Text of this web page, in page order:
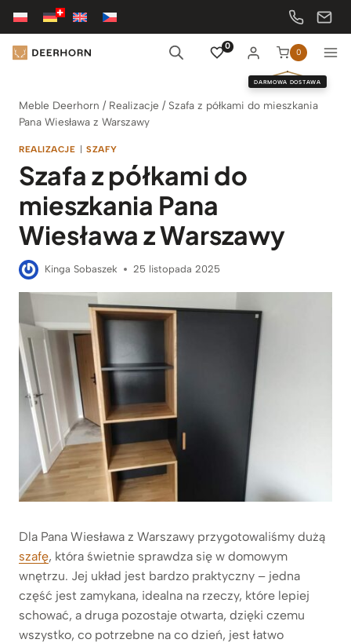
Przejdź
treści
0
0
DARMOWA DOSTAWA
Meble Deerhorn / Realizacje / Szafa z półkami do mieszkania
Pana Wiesława z Warszawy
REALIZACJE | SZAFY
Szafa z półkami do
mieszkania Pana
Wiesława z Warszawy
Kinga Sobaszek 25 listopada 2025
Dla Pana Wiesława z Warszawy przygotowaliśmy dużą
szafę, która świetnie sprawdza się w domowym
wnętrzu. Jej układ jest bardzo praktyczny – jedna
część jest zamykana, idealna na rzeczy, które lepiej
schować, a druga pozostaje otwarta, dzięki czemu
wszystko, co potrzebne na co dzień, jest łatwo